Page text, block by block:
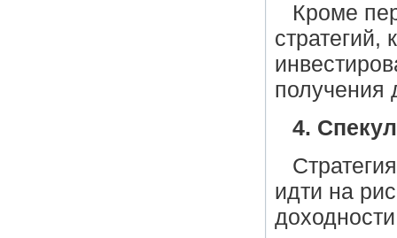
Кроме
стратегий,
получения
4.
идти на